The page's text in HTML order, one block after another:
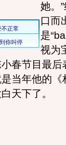
她。
口而
是
视为
春节目最后
当年他的《
天下了。